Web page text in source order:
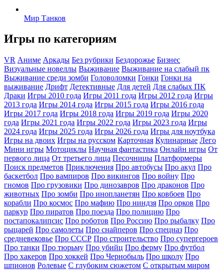
Мир Танков
Игры по категориям
VR Аниме Аркады Без рубрики Бездорожье Бизнес
Визуальные новеллы Выживание Выживание на слабый пк
Выживание среди зомби Головоломки Гонки Гонки на
выживание Дрифт Детективные Для детей Для слабых ПК
Драки Игры 2010 года Игры 2011 года Игры 2012 года Игры
2013 года Игры 2014 года Игры 2015 года Игры 2016 года
Игры 2017 года Игры 2018 года Игры 2019 года Игры 2020
года Игры 2021 года Игры 2022 года Игры 2023 года Игры
2024 года Игры 2025 года Игры 2026 года Игры для ноутбука
Игры на двоих Игры на русском Карточная Кулинарные Лего
Мини игры Мотоциклы Научная фантастика Онлайн игры От
первого лица От третьего лица Песочницы Платформеры
Поиск предметов Приключения Про автобусы Про акул Про
баскетбол Про вампиров Про викингов Про войну Про
гномов Про грузовики Про динозавров Про драконов Про
животных Про зомби Про инопланетян Про ковбоев Про
корабли Про космос Про мафию Про ниндзя Про орков Про
паркур Про пиратов Про поезда Про полицию Про
постапокалипсис Про роботов Про Россию Про рыбалку Про
рыцарей Про самолеты Про снайперов Про спецназ Про
средневековье Про СССР Про строительство Про супергероев
Про танки Про тюрьму Про убийц Про ферму Про футбол
Про хакеров Про хоккей Про Чернобыль Про школу Про
шпионов Ролевые С глубоким сюжетом С открытым миром